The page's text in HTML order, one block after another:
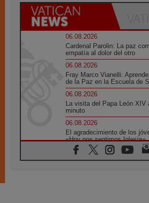
06.08.2026
Cardenal Parolin: La paz
empatía al dolor del otro
06.08.2026
Fray Marco Vianelli:
de la Paz en la Escuela de
06.08.2026
La visita del Papa León
minuto
06.08.2026
El agradecimiento de los
«Hoy nos sentimos Iglesia»
06.08.2026
Líbano: Reanudan los